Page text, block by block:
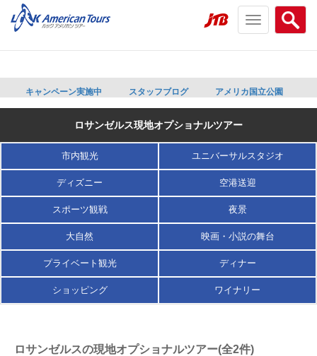
Search
menu
Toggle
navigation
キャンペーン実施中 スタッフブログ アメリカ国立公園
ロサンゼルス現地オプショナルツアー
市内観光 ユニバーサルスタジオ
ディズニー 空港送迎
スポーツ観戦 夜景
大自然 映画・小説の舞台
プライベート観光 ディナー
ショッピング ワイナリー
ロサンゼルスの現地オプショナルツアー(全2件)